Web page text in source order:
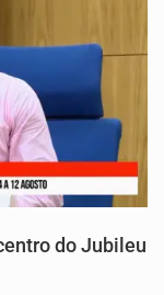
do Jubileu